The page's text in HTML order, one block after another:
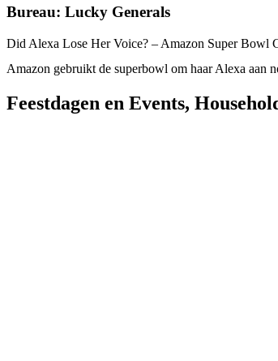
Bureau: Lucky Generals
Did Alexa Lose Her Voice? – Amazon Super Bowl
Amazon gebruikt de superbowl om haar Alexa aan
Feestdagen en Events,